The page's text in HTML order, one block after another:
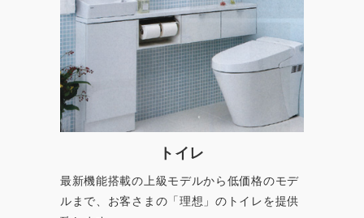
トイレ
ルまで、お客さまの「理想」のトイレを提供
致します。